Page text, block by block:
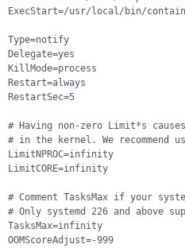
ExecStart=/usr/local/bin/
Type=notify
Delegate=yes
KillMode=process
Restart=always
RestartSec=5
# Having non-zero Limit*s
# in the kernel. We recommend
LimitNPROC=infinity
LimitCORE=infinity
# Comment TasksMax if your
# Only systemd 226 and above
TasksMax=infinity
OOMScoreAdjust=-999